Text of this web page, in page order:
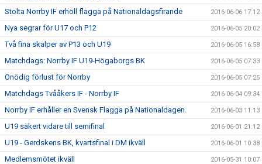
Stolta Norrby IF erhöll flagga på Nationaldagsfirande 2016-06-06 17:12
Nya segrar för U17 och P12 2016-06-05 20:02
Två fina skalper av P13 och U19 2016-06-05 16:58
Matchdags: Norrby IF U19-Högaborgs BK 2016-06-05 07:33
Onödig förlust för Norrby 2016-06-05 07:25
Matchdags Tvååkers IF - Norrby IF 2016-06-04 09:34
Norrby IF erhåller en Svensk Flagga på Nationaldagen. 2016-06-03 11:13
U19 säkert vidare till semifinal 2016-06-01 21:12
U19 - Gerdskens BK, kvartsfinal i DM ikväll 2016-06-01 10:38
Medlemsmötet ikväll 2016-05-31 10:07